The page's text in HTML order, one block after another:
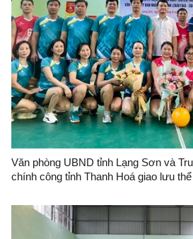
Văn phòng UBND tỉnh Lạng Sơn và
chính công tỉnh Thanh Hoá giao lưu
chính Nhà nước Việt Nam (28/8/1945 -